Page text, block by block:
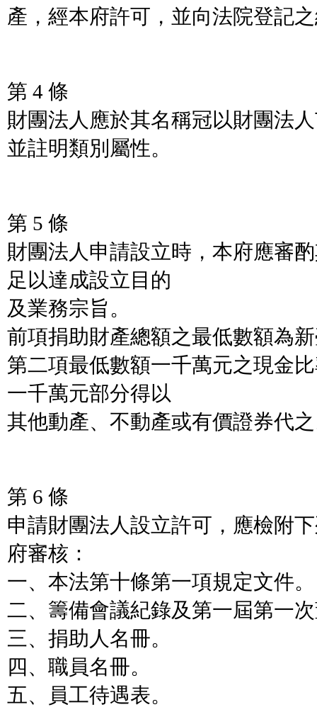
產，經本府許可，並向法院登記
第 4 條
財團法人應於其名稱冠以財團法
並註明類別屬性。
第 5 條
財團法人申請設立時，本府應審
足以達成設立目的
及業務宗旨。
前項捐助財產總額之最低數額為
第二項最低數額一千萬元之現金
一千萬元部分得以
其他動產、不動產或有價證券代
第 6 條
申請財團法人設立許可，應檢附
府審核：
一、本法第十條第一項規定文件。
二、籌備會議紀錄及第一屆第一
三、捐助人名冊。
四、職員名冊。
五、員工待遇表。